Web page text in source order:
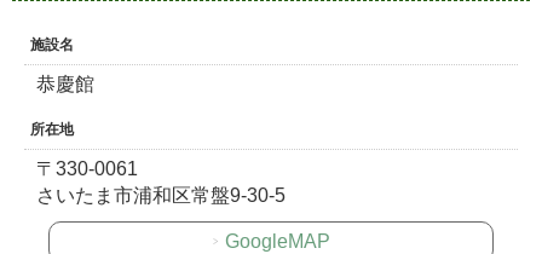
施設名
恭慶館
所在地
〒330-0061
さいたま市浦和区常盤9-30-5
GoogleMAP